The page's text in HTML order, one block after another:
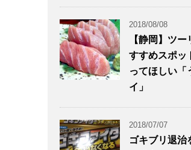
2018/08/08
【静岡】ツ
すすめスポッ
ってほしい「
イ」
2018/07/07
ゴキブリ退治